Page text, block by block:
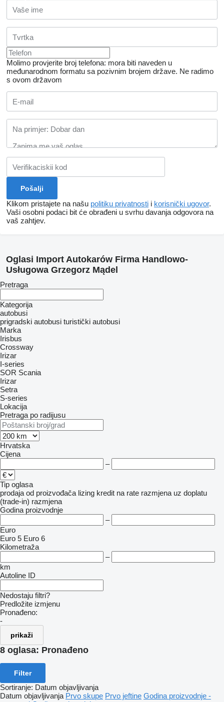
Molimo provjerite broj telefona: mora biti naveden u
međunarodnom formatu sa pozivnim brojem države. Ne radimo
s ovom državom
Klikom pristajete na našu politiku privatnosti i korisnički ugovor.
Vaši osobni podaci bit će obrađeni u svrhu davanja odgovora na
vaš zahtjev.
Oglasi Import Autokarów Firma Handlowo-
Usługowa Grzegorz Mądel
Pretraga
Kategorija
autobusi
prigradski autobusi turistički autobusi
Marka
Irisbus
Crossway
Irizar
I-series
SOR Scania
Irizar
Setra
S-series
Lokacija
Pretraga po radijusu
Hrvatska
Cijena
–
Tip oglasa
prodaja od proizvođača lizing kredit na rate razmjena uz doplatu
(trade-in) razmjena
Godina proizvodnje
–
Euro
Euro 5 Euro 6
Kilometraža
–
km
Autoline ID
Nedostaju filtri?
Predložite izmjenu
Pronađeno:
-
prikaži
8 oglasa: Pronađeno
Filter
Sortiranje: Datum objavljivanja
Datum objavljivanja Prvo skupe Prvo jeftine Godina proizvodnje -